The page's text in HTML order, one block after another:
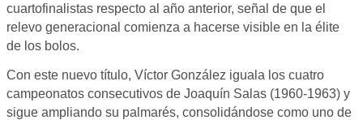
cuartofinalistas respecto al año anterior, señal de que el
relevo generacional comienza a hacerse visible en la élite
de los bolos.
Con este nuevo título, Víctor González iguala los cuatro
campeonatos consecutivos de Joaquín Salas (1960-1963) y
sigue ampliando su palmarés, consolidándose como uno de